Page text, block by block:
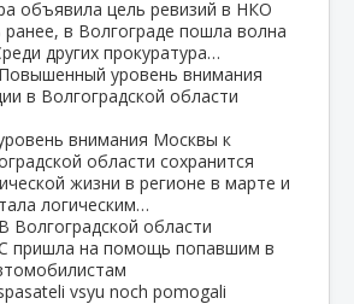
в Волгограде пошла волна
других прокуратура…
Повышенный уровень внимания
в Волгоградской области
жизни в регионе в марте и
логическим…
В Волгоградской области
пришла на помощь попавшим в